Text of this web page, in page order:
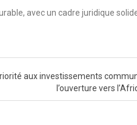
avec un cadre juridique
aux investissements
l’ouverture vers